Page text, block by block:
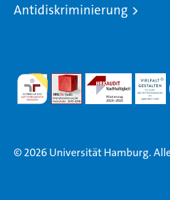
Antidiskriminierung
© 2026 Universität Hamburg.